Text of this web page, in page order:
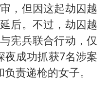
，但因这起劫囚越
后。不过，劫囚越
宪兵联合行动，仅
夜成功抓获7名涉案
责递枪的女子。